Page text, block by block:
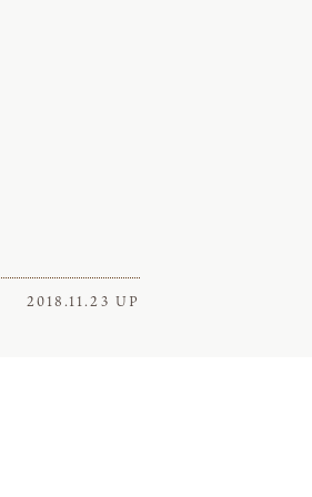
2018.11.23 UP